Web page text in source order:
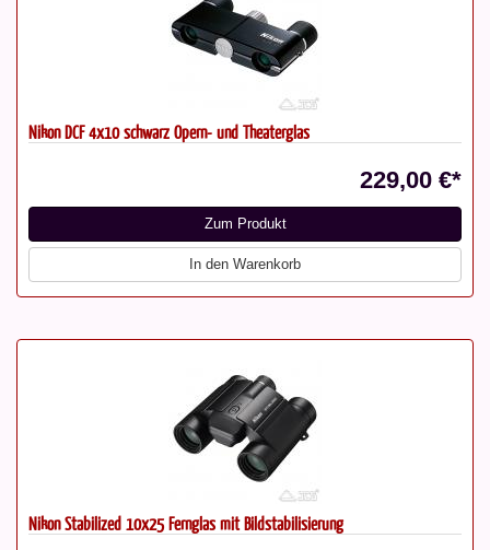
Nikon DCF 4x10 schwarz Opern- und Theaterglas
229,00 €*
Zum Produkt
In den Warenkorb
Nikon Stabilized 10x25 Fernglas mit Bildstabilisierung